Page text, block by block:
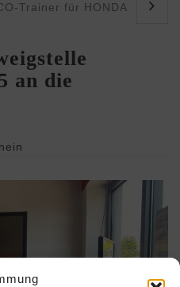
Trainer für HONDA
an die